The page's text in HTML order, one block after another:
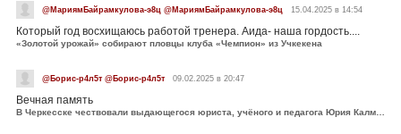
@МариямБайрамкулова-э8ц @МариямБайрамкулова-э8ц 15.04.2025 в 14:54
Который год восхищаюсь работой тренера. Аида- наша гордость....
«Золотой урожай» собирают пловцы клуба «Чемпион» из Учкекена
@Борис-р4л5т @Борис-р4л5т 09.02.2025 в 20:47
Вечная память
В Черкесске чествовали выдающегося юриста, учёного и педагога Юрия Калмыкова